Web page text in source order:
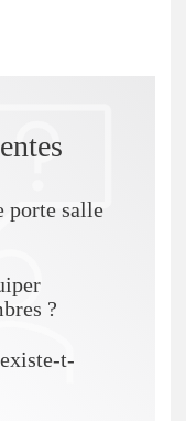
porte salle
?
t-